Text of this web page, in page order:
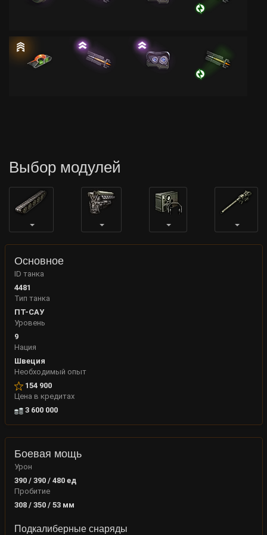
Выбор модулей
Основное
ID танка
4481
Тип танка
ПТ-САУ
Уровень
9
Нация
Швеция
Необходимый опыт
154 900
Цена в кредитах
3 600 000
Боевая мощь
Урон
390 / 390 / 480 ед
Пробитие
308 / 350 / 53 мм
Подкалиберные снаряды